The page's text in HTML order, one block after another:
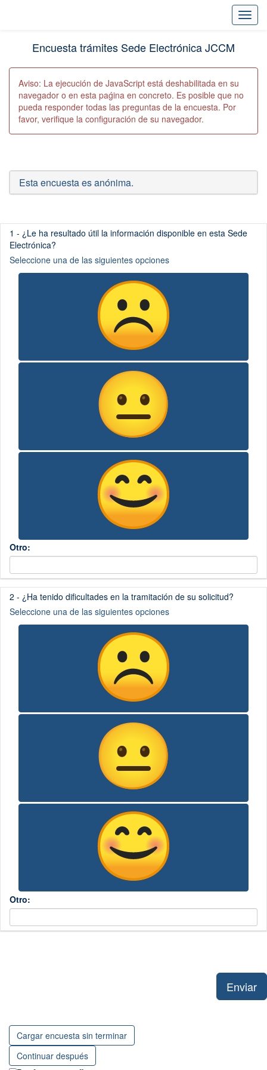
Encuesta trámites Sede Electrónica JCCM
Aviso: La ejecución de JavaScript está deshabilitada en su
navegador o en esta paǵina en concreto. Es posible que no
pueda responder todas las preguntas de la encuesta. Por
favor, verifique la configuración de su navegador.
Esta encuesta es anónima.
(Esta pregunta es obligatoria)
1 - ¿Le ha resultado útil la información disponible en esta Sede
Electrónica?
Seleccione una de las siguientes opciones
Otro:
(Esta pregunta es obligatoria)
2 - ¿Ha tenido dificultades en la tramitación de su solicitud?
Seleccione una de las siguientes opciones
Otro:
Enviar
Cargar encuesta sin terminar
Continuar después